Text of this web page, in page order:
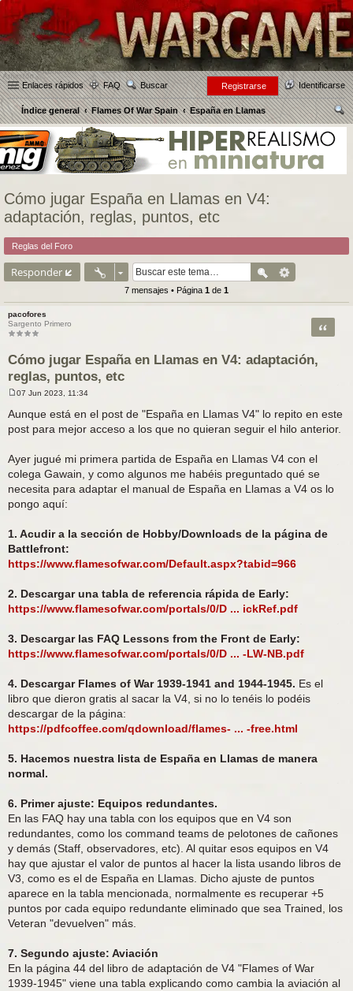
Enlaces rápidos FAQ Buscar Identificarse
Registrarse
Índice general Flames Of War Spain
España en Llamas
us
Cómo jugar España en Llamas en V4:
adaptación, reglas, puntos, etc
Reglas del Foro
Responder
7 mensajes • Página 1 de 1
pacofores
Sargento Primero
Cómo jugar España en Llamas en V4: adaptación,
reglas, puntos, etc
Citar
n
s
e
07 Jun 2023, 11:34
Aunque está en el post de "España en Llamas V4" lo repito en este
post para mejor acceso a los que no quieran seguir el hilo anterior.
Ayer jugué mi primera partida de España en Llamas V4 con el
colega Gawain, y como algunos me habéis preguntado qué se
necesita para adaptar el manual de España en Llamas a V4 os lo
pongo aquí:
1. Acudir a la sección de Hobby/Downloads de la página de
Battlefront:
https://www.flamesofwar.com/Default.aspx?tabid=966
2. Descargar una tabla de referencia rápida de Early:
https://www.flamesofwar.com/portals/0/D ... ickRef.pdf
3. Descargar las FAQ Lessons from the Front de Early:
https://www.flamesofwar.com/portals/0/D ... -LW-NB.pdf
4. Descargar Flames of War 1939-1941 and 1944-1945. Es el
libro que dieron gratis al sacar la V4, si no lo tenéis lo podéis
descargar de la página:
https://pdfcoffee.com/qdownload/flames- ... -free.html
5. Hacemos nuestra lista de España en Llamas de manera
normal.
6. Primer ajuste: Equipos redundantes.
En las FAQ hay una tabla con los equipos que en V4 son
redundantes, como los command teams de pelotones de cañones
y demás (Staff, observadores, etc). Al quitar esos equipos en V4
hay que ajustar el valor de puntos al hacer la lista usando libros de
V3, como es el de España en Llamas. Dicho ajuste de puntos
aparece en la tabla mencionada, normalmente es recuperar +5
puntos por cada equipo redundante eliminado que sea Trained, los
Veteran "devuelven" más.
7. Segundo ajuste: Aviación
En la página 44 del libro de adaptación de V4 "Flames of War
1939-1945" viene una tabla explicando como cambia la aviación al